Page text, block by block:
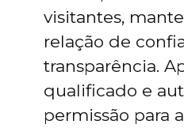
visitantes,
relação de
transparência.
qualificado e
permissão para